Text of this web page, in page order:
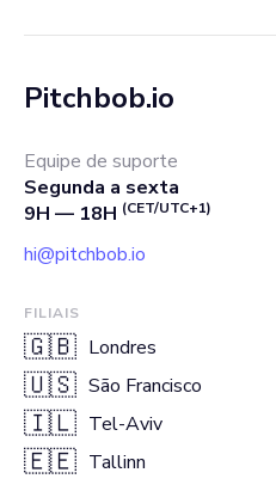
Pitchbob.io
Equipe de suporte
Segunda a sexta
9H — 18H (CET/UTC+1)
hi@pitchbob.io
FILIAIS
🇬🇧 Londres
🇺🇸 São Francisco
🇮🇱 Tel-Aviv
🇪🇪 Tallinn